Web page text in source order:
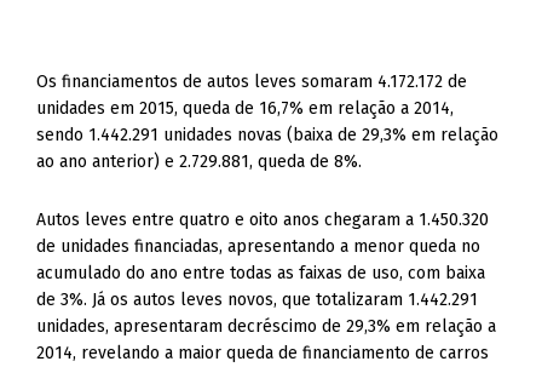
Os financiamentos de autos leves somaram 4.172.172 de
unidades em 2015, queda de 16,7% em relação a 2014,
sendo 1.442.291 unidades novas (baixa de 29,3% em relação
ao ano anterior) e 2.729.881, queda de 8%.
Autos leves entre quatro e oito anos chegaram a 1.450.320
de unidades financiadas, apresentando a menor queda no
acumulado do ano entre todas as faixas de uso, com baixa
de 3%. Já os autos leves novos, que totalizaram 1.442.291
unidades, apresentaram decréscimo de 29,3% em relação a
2014, revelando a maior queda de financiamento de carros